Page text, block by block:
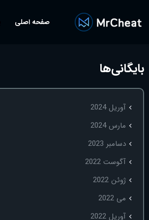
صفحه اصلی
بایگانی‌ها
آوریل 2024
مارس 2024
دسامبر 2023
آگوست 2022
ژوئن 2022
می 2022
آوریل 2022